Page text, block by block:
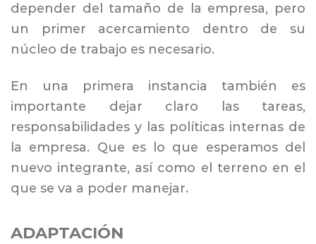
depender del tamaño de la empresa, pero
un primer acercamiento dentro de su
núcleo de trabajo es necesario.
En una primera instancia también es
importante dejar claro las tareas,
responsabilidades y las políticas internas de
la empresa. Que es lo que esperamos del
nuevo integrante, así como el terreno en el
que se va a poder manejar.
ADAPTACIÓN